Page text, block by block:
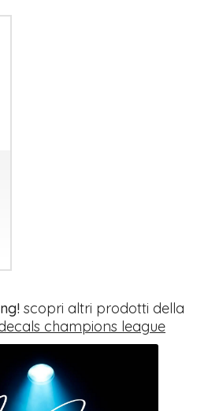
scopri altri prodotti della
champions league